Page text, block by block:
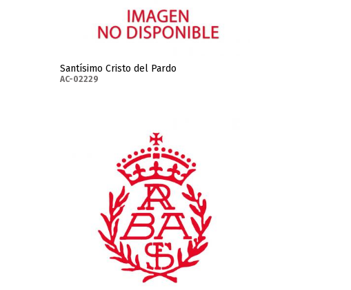
Santísimo Cristo del Pardo
AC-02229